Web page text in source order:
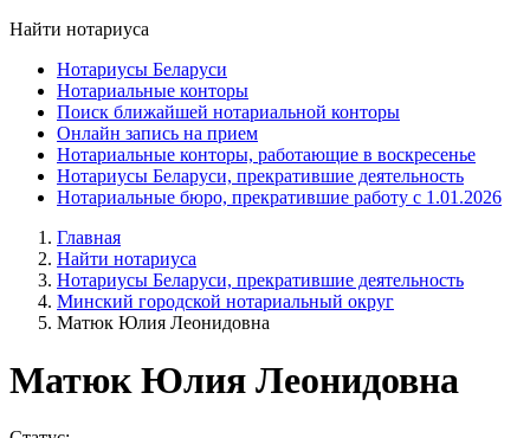
Найти нотариуса
Нотариусы Беларуси
Нотариальные конторы
Поиск ближайшей нотариальной конторы
Онлайн запись на прием
Нотариальные конторы, работающие в воскресенье
Нотариусы Беларуси, прекратившие деятельность
Нотариальные бюро, прекратившие работу с 1.01.2026
Главная
Найти нотариуса
Нотариусы Беларуси, прекратившие деятельность
Минский городской нотариальный округ
Матюк Юлия Леонидовна
Матюк Юлия Леонидовна